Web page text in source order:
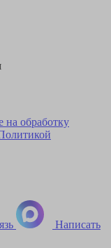
на обработку
Написать